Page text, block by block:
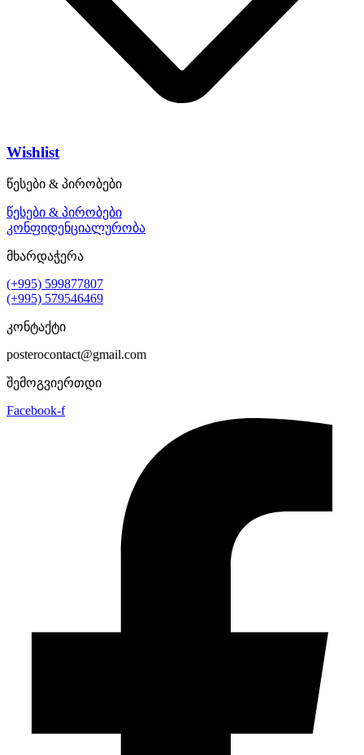
Wishlist
წესები & პირობები
წესები & პირობები
კონფიდენციალურობა
მხარდაჭერა
(+995) 599877807
(+995) 579546469
კონტაქტი
posterocontact@gmail.com
შემოგვიერთდი
Facebook-f